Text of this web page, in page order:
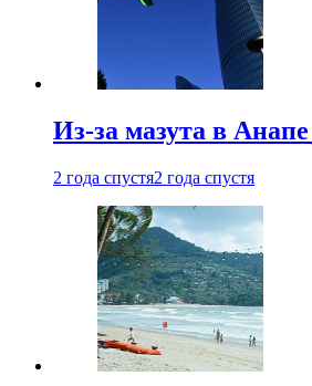
Из-за мазута в
2 года спустя2 года спустя